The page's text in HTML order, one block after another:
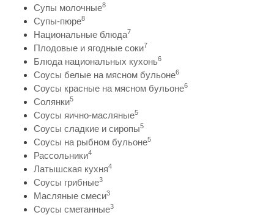
Супы молочные8
Супы-пюре8
Национальные блюда7
Плодовые и ягодные соки7
Блюда национальных кухонь6
Соусы белые на мясном бульоне6
Соусы красные на мясном бульоне6
Солянки5
Соусы яично-масляные5
Соусы сладкие и сиропы5
Соусы на рыбном бульоне5
Рассольники4
Латышская кухня4
Соусы грибные3
Масляные смеси3
Соусы сметанные3